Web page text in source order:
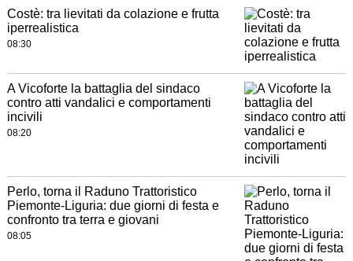
Costè: tra lievitati da colazione e frutta
iperrealistica
08:30
A Vicoforte la battaglia del sindaco
contro atti vandalici e comportamenti
incivili
08:20
Perlo, torna il Raduno Trattoristico
Piemonte-Liguria: due giorni di festa e
confronto tra terra e giovani
08:05